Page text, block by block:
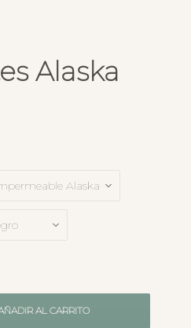
Alaska
AL CARRITO